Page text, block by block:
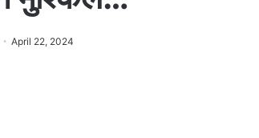
April 22, 2024